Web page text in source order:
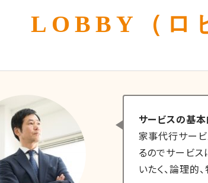
LOBBY（ロ
サービスの基
家事代行サー
るのでサービ
いたく、論理